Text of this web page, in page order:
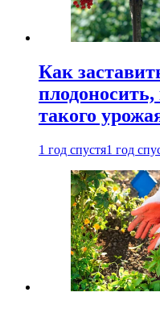
Как
такого
1 год спустя1 год